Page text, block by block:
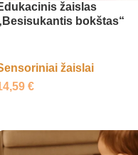
žaislas
bokštas“
žaislai
€